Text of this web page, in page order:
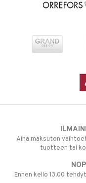
Aina maksuton
tuotteen tai
Ennen kello 13.00